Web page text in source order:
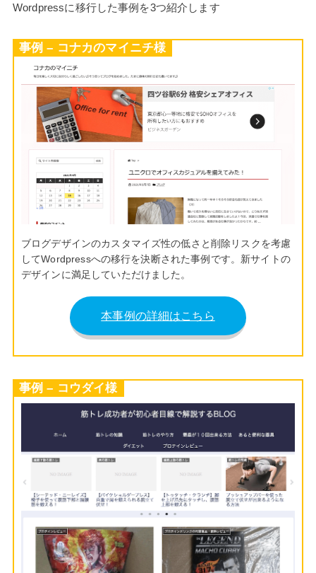
Wordpressに移行した事例を3つ紹介します
事例 – コナカのマイニチ様
ブログデザインのカスタマイズ性の低さと削除リスクを考慮
してWordpressへの移行を決断された事例です。新サイトの
デザインに満足していただけました。
本事例の詳細はこちら
事例 – コウダイ様